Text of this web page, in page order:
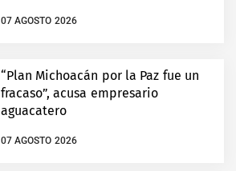
07 AGOSTO 2026
“Plan Michoacán por la Paz fue un
fracaso”, acusa empresario
aguacatero
07 AGOSTO 2026